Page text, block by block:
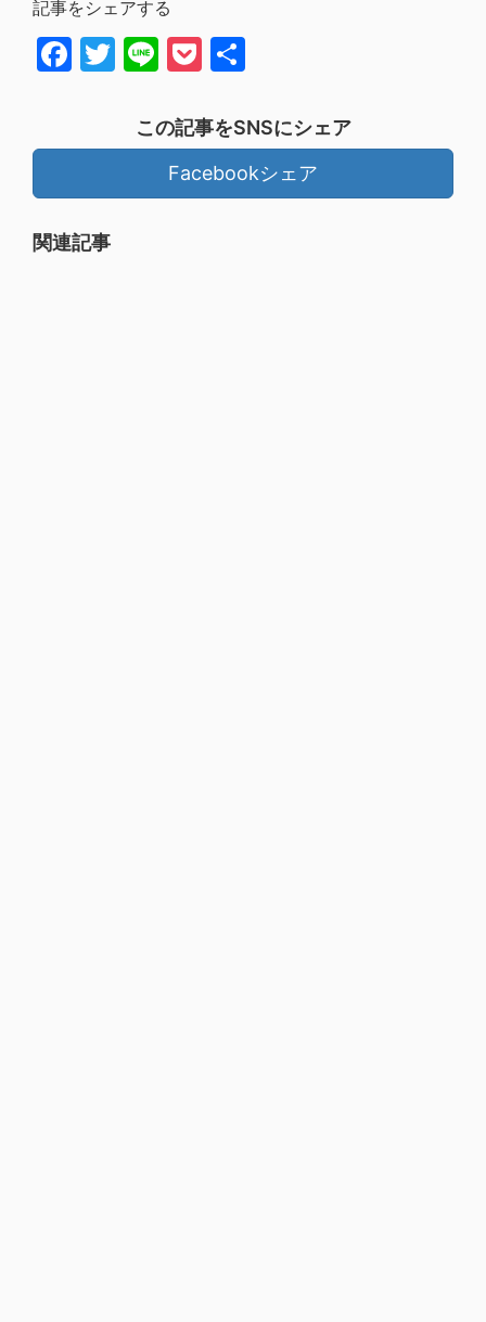
記事をシェアする
Facebook
Twitter
LinePocket
この記事をSNSにシェア
Facebookシェア
関連記事